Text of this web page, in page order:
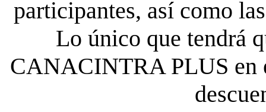
participantes, así como
Lo único que tendrá
CANACINTRA PLUS en